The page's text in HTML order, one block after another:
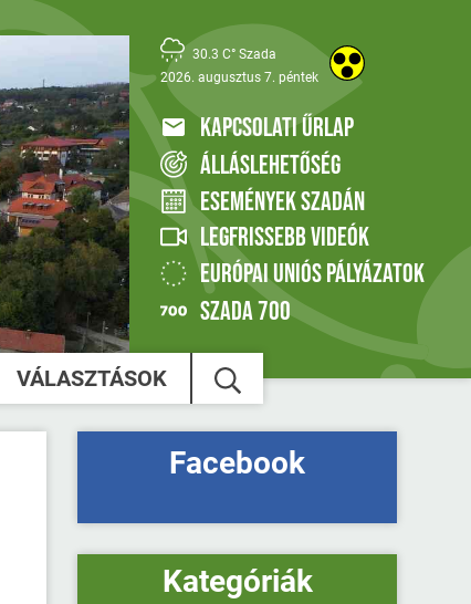
30.3 C° Szada
2026. augusztus 7. péntek
KAPCSOLATI ŰRLAP
ÁLLÁSLEHETŐSÉG
ESEMÉNYEK SZADÁN
LEGFRISSEBB VIDEÓK
EURÓPAI UNIÓS PÁLYÁZATOK
SZADA 700
VÁLASZTÁSOK
Facebook
Kategóriák